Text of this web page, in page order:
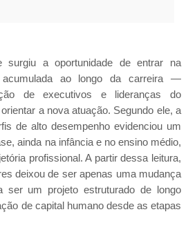
surgiu a oportunidade de entrar na
acumulada ao longo da carreira —
de executivos e lideranças do
a nova atuação. Segundo ele, a
de alto desempenho evidenciou um
ainda na infância e no ensino médio,
profissional. A partir dessa leitura,
deixou de ser apenas uma mudança
ser um projeto estruturado de longo
de capital humano desde as etapas